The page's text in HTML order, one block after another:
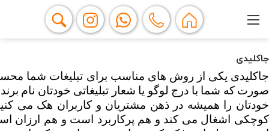
جاکلیدی